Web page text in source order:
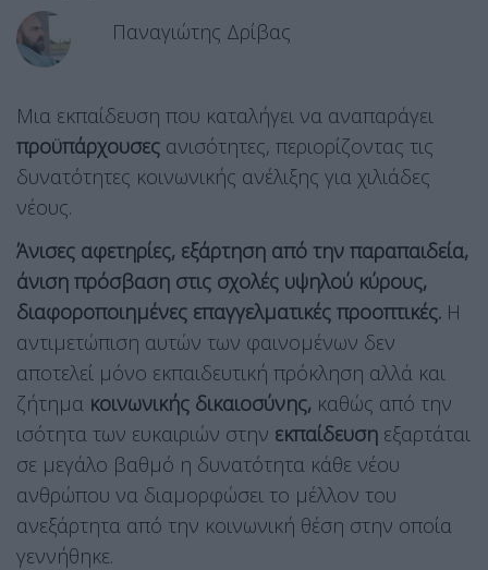
Παναγιώτης Δρίβας
Μια εκπαίδευση που καταλήγει να αναπαράγει
προϋπάρχουσες ανισότητες, περιορίζοντας τις
δυνατότητες κοινωνικής ανέλιξης για χιλιάδες
νέους.
Άνισες αφετηρίες, εξάρτηση από την παραπαιδεία,
άνιση πρόσβαση στις σχολές υψηλού κύρους,
διαφοροποιημένες επαγγελματικές προοπτικές. Η
αντιμετώπιση αυτών των φαινομένων δεν
αποτελεί μόνο εκπαιδευτική πρόκληση αλλά και
ζήτημα κοινωνικής δικαιοσύνης, καθώς από την
ισότητα των ευκαιριών στην εκπαίδευση εξαρτάται
σε μεγάλο βαθμό η δυνατότητα κάθε νέου
ανθρώπου να διαμορφώσει το μέλλον του
ανεξάρτητα από την κοινωνική θέση στην οποία
γεννήθηκε.